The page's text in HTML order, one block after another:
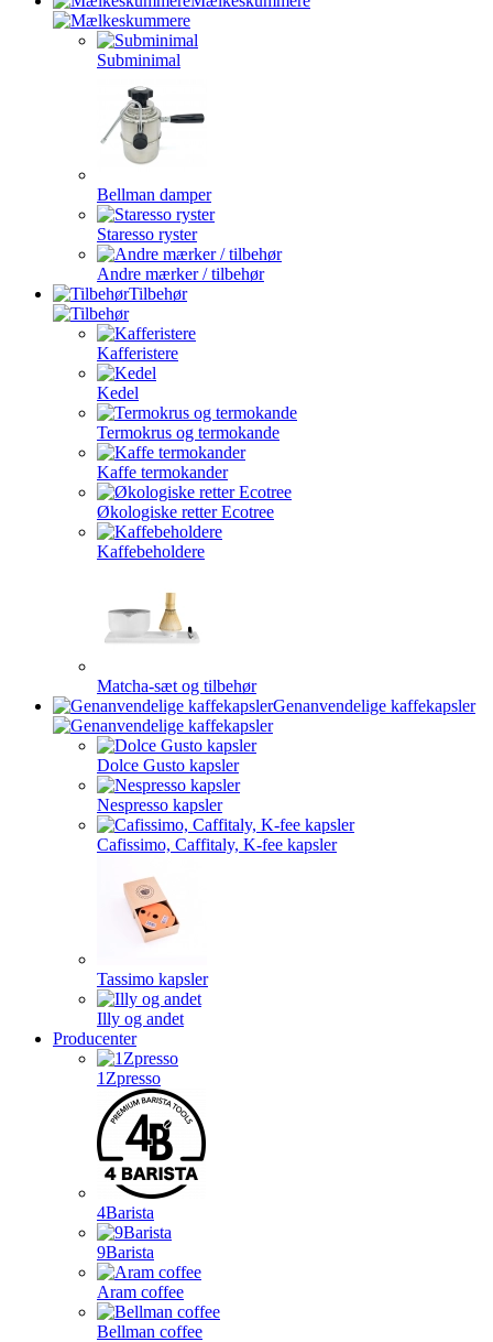
Subminimal
Bellman damper
Staresso ryster
Andre mærker / tilbehør
Tilbehør
Kafferistere
Kedel
Termokrus og termokande
Kaffe termokander
Økologiske retter Ecotree
Kaffebeholdere
Matcha-sæt og tilbehør
Genanvendelige kaffekapsler
Dolce Gusto kapsler
Nespresso kapsler
Cafissimo, Caffitaly, K-fee kapsler
Tassimo kapsler
Illy og andet
Producenter
1Zpresso
4Barista
9Barista
Aram coffee
Bellman coffee